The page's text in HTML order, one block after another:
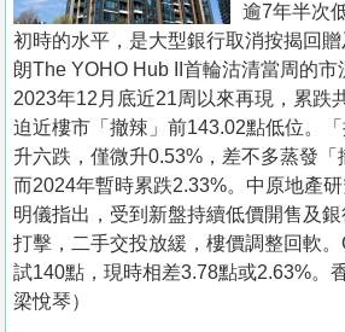
手
冊
關
於
我
們
逾7年半次
初時的水平，是大型銀行取消按揭回
朗The YOHO Hub II首輪沽清當周的
2023年12月底近21周以來再現，累跌
迫近樓市「撤辣」前143.02點低位。
升六跌，僅微升0.53%，差不多蒸發「
而2024年暫時累跌2.33%。中原地產
明儀指出，受到新盤持續低價開售及
打擊，二手交投放緩，樓價調整回軟
試140點，現時相差3.78點或2.63%。
梁悅琴）